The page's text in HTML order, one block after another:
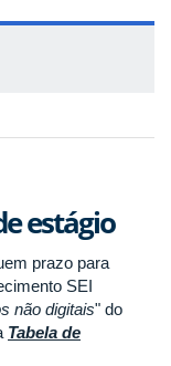
estágio
prazo para
SEI
não digitais" do
Tabela de